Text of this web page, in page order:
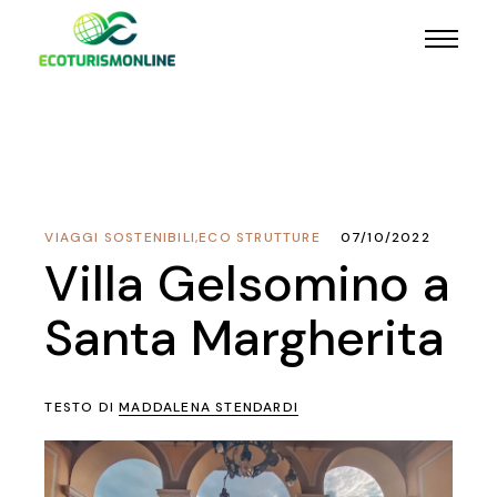
ECO STRUTTURE
,
VIAGGI SOSTENIBILI 07/10/2022
Villa Gelsomino a
Santa Margherita
TESTO DIMADDALENA STENDARDI